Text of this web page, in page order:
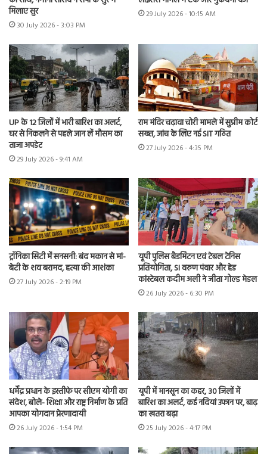
मिलाए सुर
30 July 2026 - 3:03 PM
29 July 2026 - 10:15 AM
UP के 12 जिलों में भारी बारिश का अलर्ट,
घर से निकलने से पहले जान लें मौसम का
ताजा अपडेट
29 July 2026 - 9:41 AM
राम मंदिर चढ़ावा चोरी मामले में सुप्रीम कोर्ट
सख्त, जांच के लिए नई SIT गठित
27 July 2026 - 4:35 PM
ट्रॉनिका सिटी में सनसनी: बंद मकान से मां-
बेटी के शव बरामद, हत्या की आशंका
27 July 2026 - 2:19 PM
यूपी पुलिस बैडमिंटन एवं टेबल टेनिस
प्रतियोगिता, SI वरुण पंवार और हेड
कांस्टेबल कदीम अली ने जीता गोल्ड मेडल
26 July 2026 - 6:30 PM
धर्मेंद्र प्रधान के इस्तीफे पर सीएम योगी का
संदेश, बोले- शिक्षा और राष्ट्र निर्माण के प्रति
आपका योगदान प्रेरणादायी
26 July 2026 - 1:54 PM
यूपी में मानसून का कहर, 30 जिलों में
बारिश का अलर्ट, कई नदियां उफान पर, बाढ़
का खतरा बढ़ा
25 July 2026 - 4:17 PM